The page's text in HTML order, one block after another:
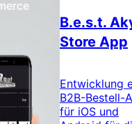
B.e.s.t.
Store App
Entwicklung
B2B-Bestell-
für iOS und